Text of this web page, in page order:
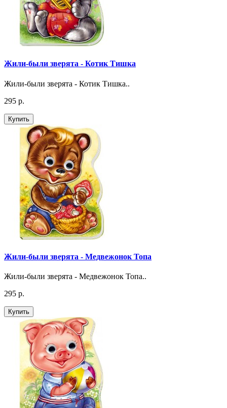
Жили-были зверята - Котик Тишка
Жили-были зверята - Котик Тишка..
295 р.
Купить
Жили-были зверята - Медвежонок Топа
Жили-были зверята - Медвежонок Топа..
295 р.
Купить